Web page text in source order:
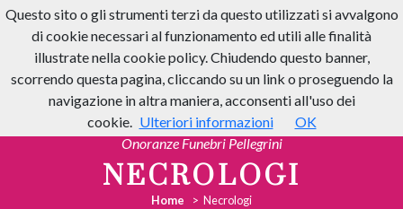
Onoranze Funebri Pellegrini
NECROLOGI
Home Necrologi
Questo sito o gli strumenti terzi da questo utilizzati si avvalgono
di cookie necessari al funzionamento ed utili alle finalità
illustrate nella cookie policy. Chiudendo questo banner,
scorrendo questa pagina, cliccando su un link o proseguendo la
navigazione in altra maniera, acconsenti all'uso dei
cookie. Ulteriori informazioni OK